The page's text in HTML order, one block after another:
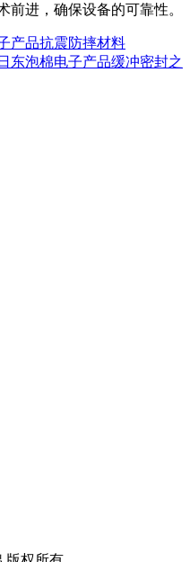
前进，确保设备的可靠性。
产品抗震防摔材料
东泡棉电子产品缓冲密封之